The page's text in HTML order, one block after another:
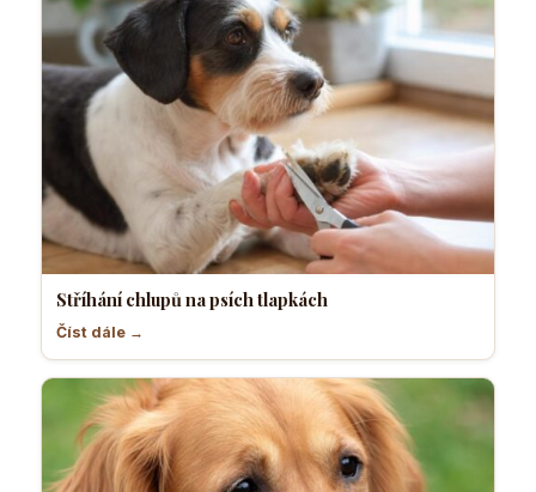
Stříhání chlupů na psích tlapkách
Číst dále →